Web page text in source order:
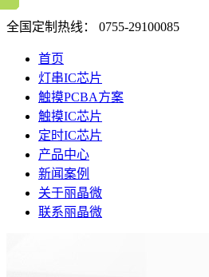
全国定制热线： 0755-29100085
首页
灯串IC芯片
触摸PCBA方案
触摸IC芯片
定时IC芯片
产品中心
新闻案例
关于丽晶微
联系丽晶微